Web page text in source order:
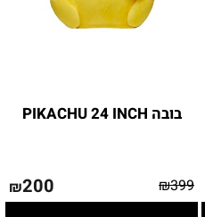
בובה PIKACHU 24 INCH
₪399
₪200